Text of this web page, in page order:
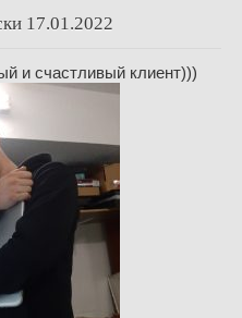
17.01.2022
и счастливый клиент)))